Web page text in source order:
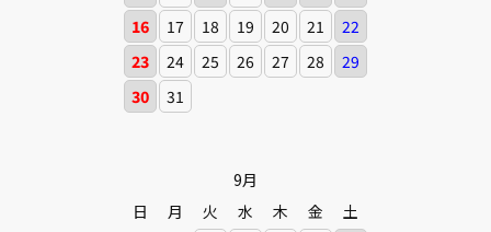
16
17 18 19 20 21
22
23
24 25 26 27 28
29
30
31
9月
日
月 火 水 木 金
土